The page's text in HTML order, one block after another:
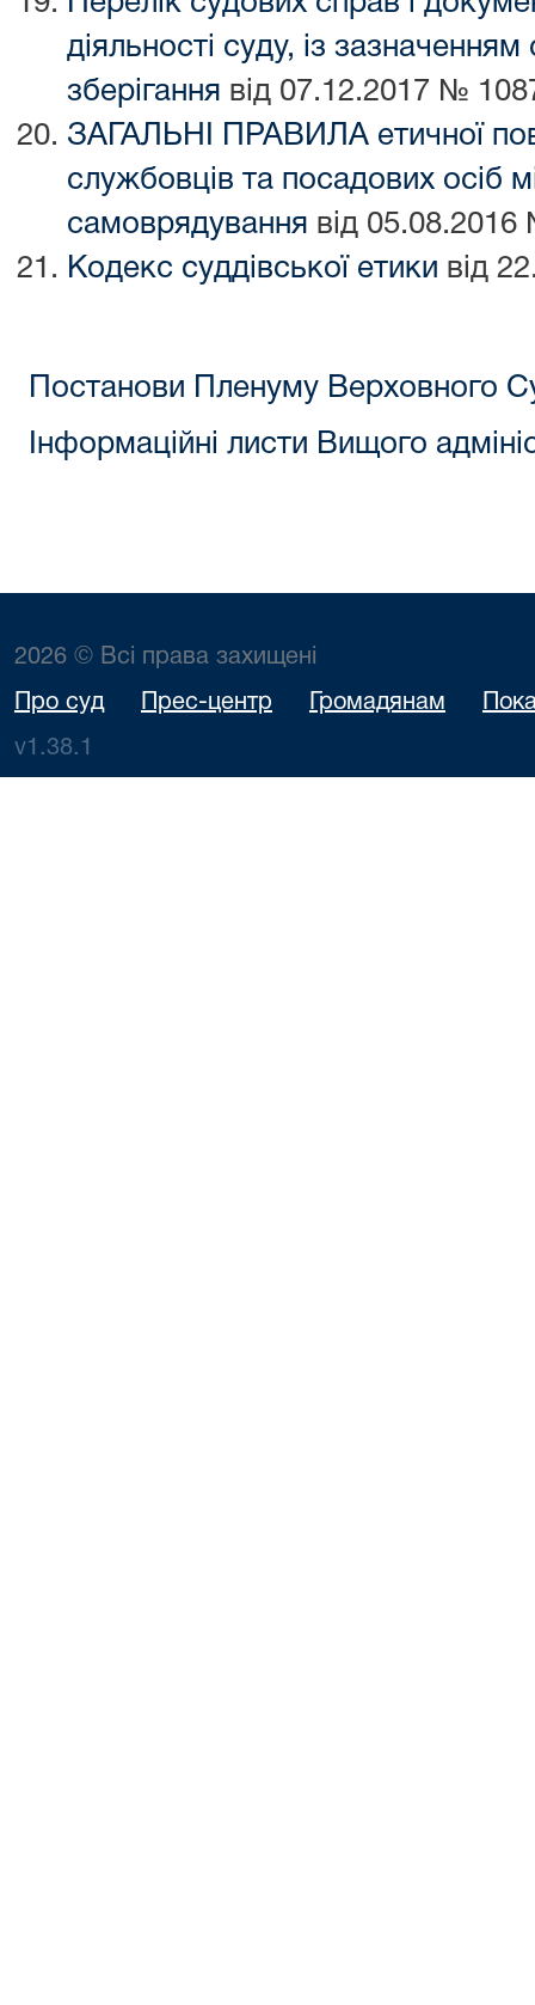
діяльності суду, із зазначенням
зберігання від 07.12.2017 №
ЗАГАЛЬНІ ПРАВИЛА етичної
службовців та посадових осіб
самоврядування від
Кодекс суддівської етики від
Постанови Пленуму Верховного
Інформаційні листи Вищого
2026 © Всі права захищені
Про суд Прес-центр Громадянам
v1.38.1